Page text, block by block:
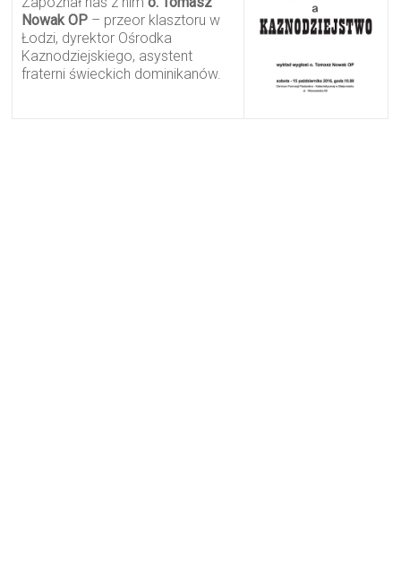
Nowak OP – przeor klasztoru w
Łodzi, dyrektor Ośrodka
Kaznodziejskiego, asystent
fraterni świeckich dominikanów.